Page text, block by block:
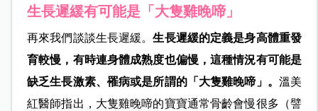
生長遲緩有可能是「大隻雞晚啼」
再來我們談談生長遲緩。生長遲緩的定義是身高體重發
育較慢，有時連身體成熟度也偏慢，這種情況有可能是
缺乏生長激素、罹病或是所謂的「大隻雞晚啼」。 溫美
紅醫師指出，大隻雞晚啼的寶寶通常骨齡會慢很多（譬